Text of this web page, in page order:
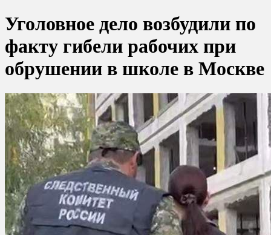
Уголовное дело возбудили по
факту гибели рабочих при
обрушении в школе в Москве